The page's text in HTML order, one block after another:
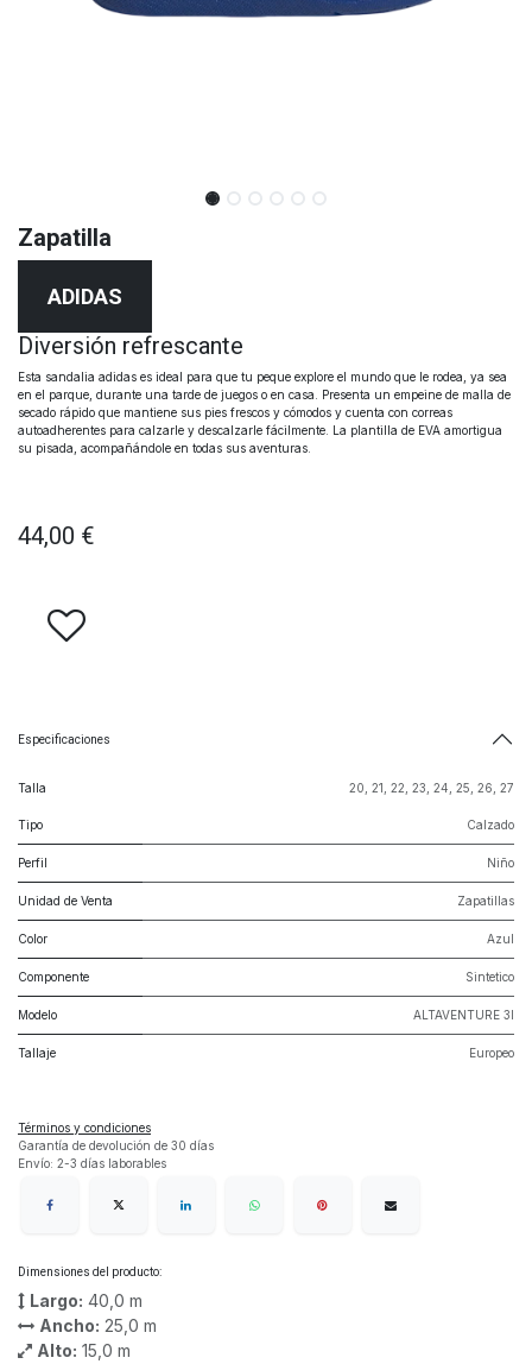
Zapatilla
ADIDAS
Diversión refrescante
Esta sandalia adidas es ideal para que tu peque explore el mundo que le rodea, ya sea
en el parque, durante una tarde de juegos o en casa. Presenta un empeine de malla de
secado rápido que mantiene sus pies frescos y cómodos y cuenta con correas
autoadherentes para calzarle y descalzarle fácilmente. La plantilla de EVA amortigua
su pisada, acompañándole en todas sus aventuras.
44,00 €
Especificaciones
Talla 20 21 22 23 24 25 26 27
Tipo Calzado
Perfil Niño
Unidad de Venta Zapatillas
Color Azul
Componente Sintetico
Modelo ALTAVENTURE 3I
Tallaje Europeo
Términos y condiciones
Garantía de devolución de 30 días
Envío: 2-3 días laborables
Dimensiones del producto:
Largo: 40,0 m
Ancho: 25,0 m
Alto: 15,0 m